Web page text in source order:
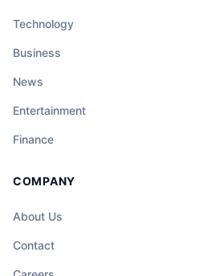
Technology
Business
News
Entertainment
Finance
COMPANY
About Us
Contact